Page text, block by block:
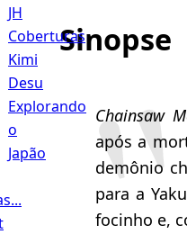
JH
Coberturas
Kimi
Desu
Explorando
o
Japão
Sinopse
Chainsaw
após a
demônio
para a
focinho e,